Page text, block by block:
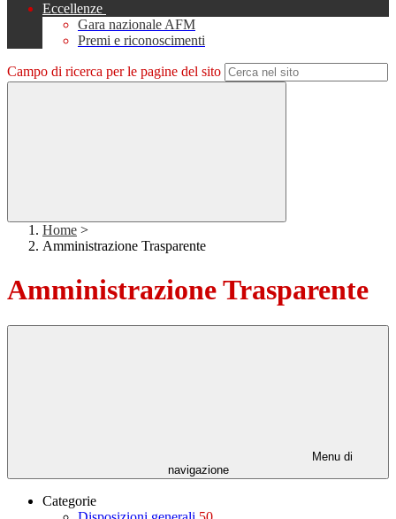
Eccellenze
Gara nazionale AFM
Premi e riconoscimenti
Campo di ricerca per le pagine del sito
Home >
Amministrazione Trasparente
Amministrazione Trasparente
Menu di
navigazione
Categorie